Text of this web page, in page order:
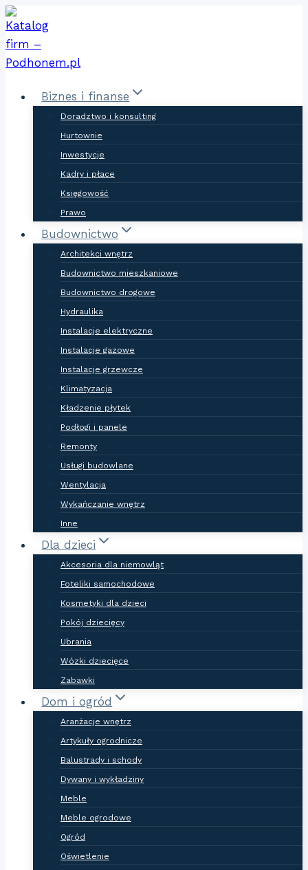
Skip
to
content
Biznes i finanse
Doradztwo i konsulting
Hurtownie
Inwestycje
Kadry i płace
Księgowość
Prawo
Budownictwo
Architekci wnętrz
Budownictwo mieszkaniowe
Budownictwo drogowe
Hydraulika
Instalacje elektryczne
Instalacje gazowe
Instalacje grzewcze
Klimatyzacja
Kładzenie płytek
Podłogi i panele
Remonty
Usługi budowlane
Wentylacja
Wykańczanie wnętrz
Inne
Dla dzieci
Akcesoria dla niemowląt
Foteliki samochodowe
Kosmetyki dla dzieci
Pokój dziecięcy
Ubrania
Wózki dziecięce
Zabawki
Dom i ogród
Aranżacje wnętrz
Artykuły ogrodnicze
Balustrady i schody
Dywany i wykładziny
Meble
Meble ogrodowe
Ogród
Oświetlenie